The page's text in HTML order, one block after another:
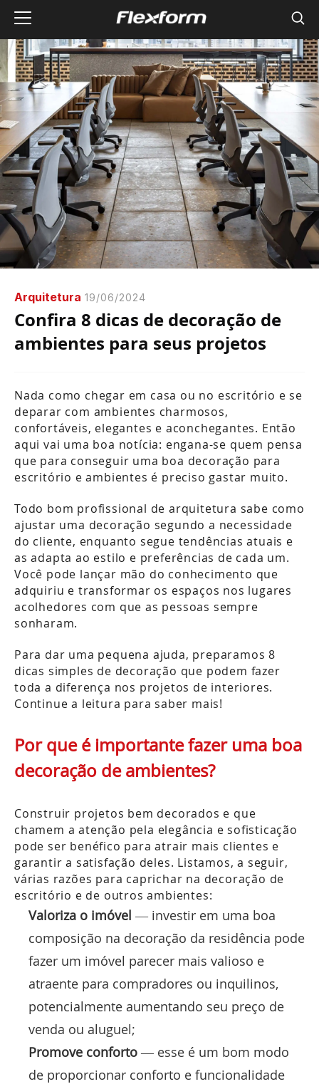
Arquitetura 19/06/2024
Confira 8 dicas de decoração de
ambientes para seus projetos
Nada como chegar em casa ou no escritório e se
deparar com ambientes charmosos,
confortáveis, elegantes e aconchegantes. Então
aqui vai uma boa notícia: engana-se quem pensa
que para conseguir uma boa decoração para
escritório e ambientes é preciso gastar muito.
Todo bom profissional de arquitetura sabe como
ajustar uma decoração segundo a necessidade
do cliente, enquanto segue tendências atuais e
as adapta ao estilo e preferências de cada um.
Você pode lançar mão do conhecimento que
adquiriu e transformar os espaços nos lugares
acolhedores com que as pessoas sempre
sonharam.
Para dar uma pequena ajuda, preparamos 8
dicas simples de decoração que podem fazer
toda a diferença nos projetos de interiores.
Continue a leitura para saber mais!
Por que é importante fazer uma boa
decoração de ambientes?
Construir projetos bem decorados e que
chamem a atenção pela elegância e sofisticação
pode ser benéfico para atrair mais clientes e
garantir a satisfação deles. Listamos, a seguir,
várias razões para caprichar na decoração de
escritório e de outros ambientes:
Valoriza o imóvel — investir em uma boa
composição na decoração da residência pode
fazer um imóvel parecer mais valioso e
atraente para compradores ou inquilinos,
potencialmente aumentando seu preço de
venda ou aluguel;
Promove conforto — esse é um bom modo
de proporcionar conforto e funcionalidade